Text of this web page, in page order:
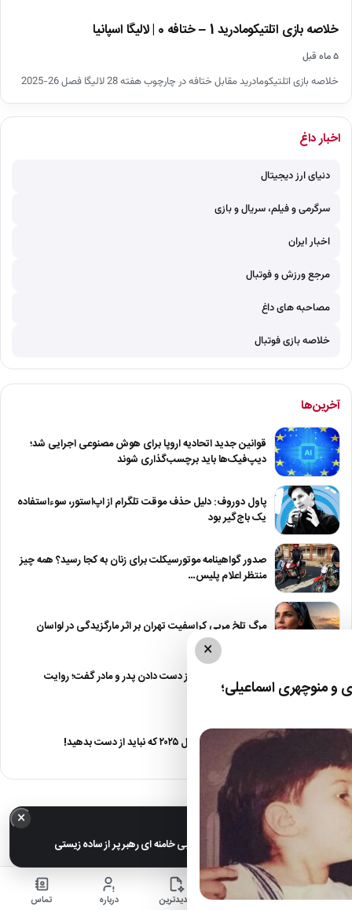
خلاصه بازی اتلتیکومادرید 1 – ختافه 0 | لالیگا اسپانیا
۵ ماه قبل
خلاصه بازی اتلتیکومادرید مقابل ختافه در چارچوب هفته 28 لالیگا فصل 26-2025
اخبار داغ
دنیای ارز دیجیتال
سرگرمی و فیلم، سریال و بازی
اخبار ایران
مرجع ورزش و فوتبال
مصاحبه های داغ
خلاصه بازی فوتبال
آخرین‌ها
قوانین جدید اتحادیه اروپا برای هوش مصنوعی اجرایی شد؛
دیپ‌فیک‌ها باید برچسب‌گذاری شوند
پاول دوروف: دلیل حذف موقت تلگرام از اپ‌استور، سوءاستفاده
یک باج‌گیر بود
صدور گواهینامه موتورسیکلت برای زنان به کجا رسید؟ همه چیز
منتظر اعلام پلیس…
مرگ تلخ مربی کراسفیت تهران بر اثر مارگزیدگی در لواسان
حمید استیلی از غم از دست دادن پدر و مادر گفت؛ روایت
صریح…
معرفی ۶ مینی سریال ۲۰۲۵ که نباید از دست بدهید!
×
منوچهری اسماعیلی؛
× خبر مهم
عکس های خانوادگی مجتبی خامنه ای رهبر پر از ساده زیستی
خانه اخبار جدیدترین درباره تماس